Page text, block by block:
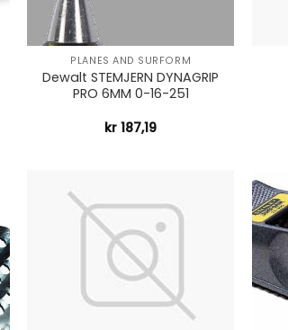
+
PLANES AND SURFORM
Dewalt STEMJERN DYNAGRIP
PRO 6MM 0-16-251
kr 187,19